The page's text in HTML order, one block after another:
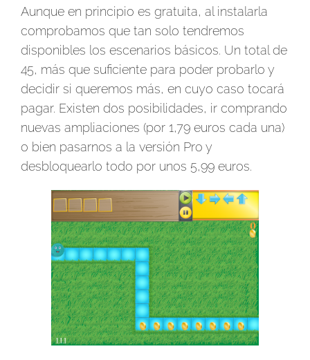
Aunque en principio es gratuita, al instalarla
comprobamos que tan solo tendremos
disponibles los escenarios básicos. Un total de
45, más que suficiente para poder probarlo y
decidir si queremos más, en cuyo caso tocará
pagar. Existen dos posibilidades, ir comprando
nuevas ampliaciones (por 1,79 euros cada una)
o bien pasarnos a la versión Pro y
desbloquearlo todo por unos 5,99 euros.